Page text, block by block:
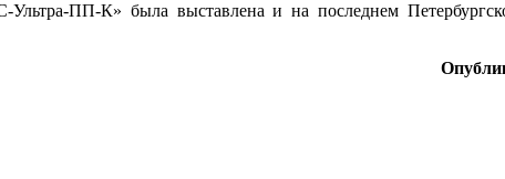
ПП-К» бы­ла выставлена и на последнем